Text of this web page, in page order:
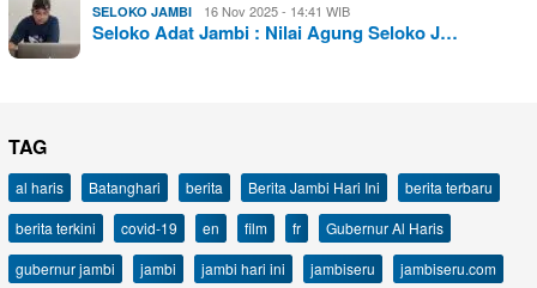
SELOKO JAMBI 16 Nov 2025 - 14:41 WIB
Seloko Adat Jambi : Nilai Agung Seloko J…
TAG
al haris Batanghari berita Berita Jambi Hari Ini
berita terbaru
berita terkini
covid-19 en film fr
Gubernur Al Haris
gubernur jambi
jambi jambi hari ini jambiseru
jambiseru.com